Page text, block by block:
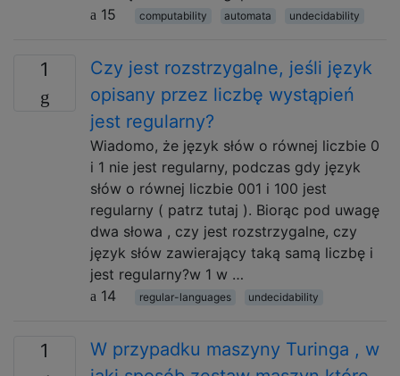
15
computability automata undecidability
1
Czy jest rozstrzygalne, jeśli język
opisany przez liczbę wystąpień
jest regularny?
Wiadomo, że język słów o równej liczbie 0
i 1 nie jest regularny, podczas gdy język
słów o równej liczbie 001 i 100 jest
regularny ( patrz tutaj ). Biorąc pod uwagę
dwa słowa , czy jest rozstrzygalne, czy
język słów zawierający taką samą liczbę i
jest regularny?w 1 w …
14
regular-languages undecidability
1
W przypadku maszyny Turinga , w